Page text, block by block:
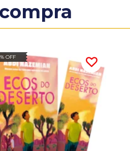
OFF